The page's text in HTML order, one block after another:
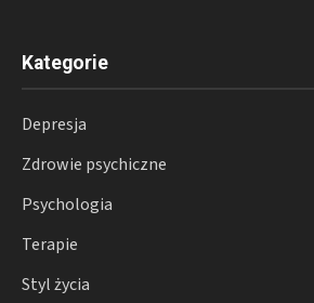
Kategorie
Depresja
Zdrowie psychiczne
Psychologia
Terapie
Styl życia